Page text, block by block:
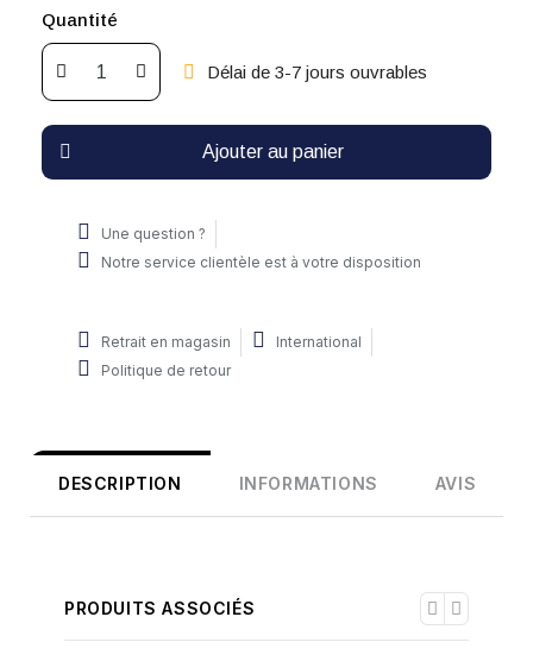
Quantité
Délai de 3-7 jours ouvrables
Ajouter au panier
Une question ?
Notre service clientèle est à votre disposition
Retrait en magasin
International
Politique de retour
DESCRIPTION INFORMATIONS AVIS
PRODUITS ASSOCIÉS